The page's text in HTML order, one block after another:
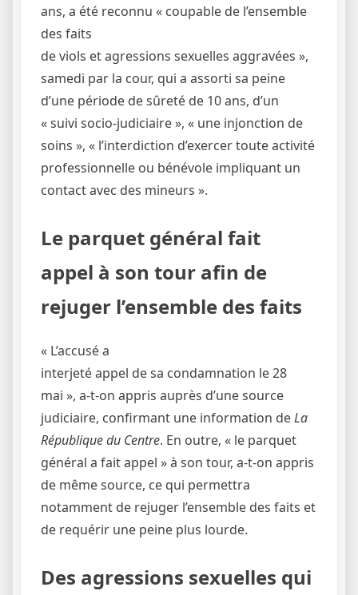
ans, a été reconnu « coupable de l’ensemble
des faits
de viols et agressions sexuelles aggravées »,
samedi par la cour, qui a assorti sa peine
d’une période de sûreté de 10 ans, d’un
« suivi socio-judiciaire », « une injonction de
soins », « l’interdiction d’exercer toute activité
professionnelle ou bénévole impliquant un
contact avec des mineurs ».
Le parquet général fait
appel à son tour afin de
rejuger l’ensemble des faits
« L’accusé a
interjeté appel de sa condamnation le 28
mai », a-t-on appris auprès d’une source
judiciaire, confirmant une information deLa
République du Centre. En outre, « le parquet
général a fait appel » à son tour, a-t-on appris
de même source, ce qui permettra
notamment de rejuger l’ensemble des faits et
de requérir une peine plus lourde.
Des agressions sexuelles qui